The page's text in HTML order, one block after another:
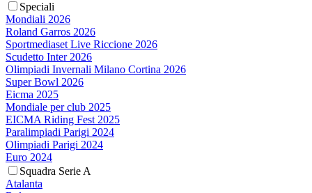
Speciali
Mondiali 2026
Roland Garros 2026
Sportmediaset Live Riccione 2026
Scudetto Inter 2026
Olimpiadi Invernali Milano Cortina 2026
Super Bowl 2026
Eicma 2025
Mondiale per club 2025
EICMA Riding Fest 2025
Paralimpiadi Parigi 2024
Olimpiadi Parigi 2024
Euro 2024
Squadra Serie A
Atalanta